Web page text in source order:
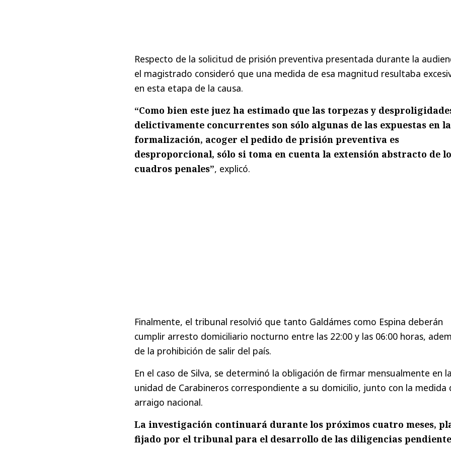
Respecto de la solicitud de prisión preventiva presentada durante la
el magistrado consideró que una medida de esa magnitud resultaba
en esta etapa de la causa.
“Como bien este juez ha estimado que las torpezas y
delictivamente concurrentes son sólo algunas de las expuestas en la
formalización, acoger el pedido de prisión preventiva es
desproporcional, sólo si toma en cuenta la extensión abstracto de
cuadros penales”, explicó.
Finalmente, el tribunal resolvió que tanto Galdámes como Espina deberán
cumplir arresto domiciliario nocturno entre las 22:00 y las 06:00 horas,
de la prohibición de salir del país.
En el caso de Silva, se determinó la obligación de firmar mensualmente en la
unidad de Carabineros correspondiente a su domicilio, junto con la medida
arraigo nacional.
La investigación continuará durante los próximos cuatro meses,
fijado por el tribunal para el desarrollo de las diligencias